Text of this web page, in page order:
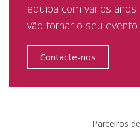
equipa com vários
vão tornar o seu evento
Contacte-nos
Parceiros